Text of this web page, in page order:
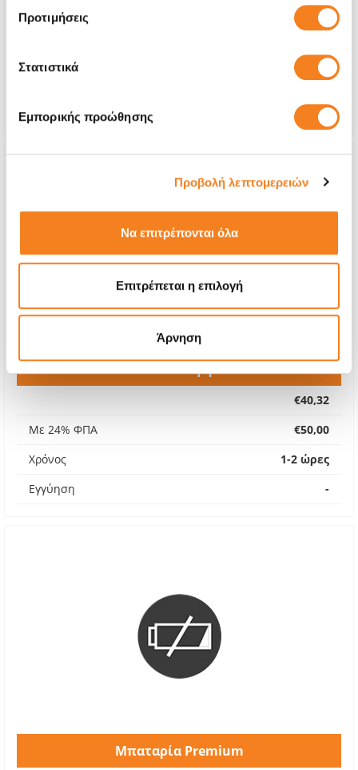
Προτιμήσεις
Στατιστικά
Εμπορικής προώθησης
Προβολή λεπτομερειών
Να επιτρέπονται όλα
Επιτρέπεται η επιλογή
Άρνηση
€28,22
Χρόνος
20 λεπτά
Εφ' όρου ζωής
Πίσω Όψη
€40,32
Με 24% ΦΠΑ
€50,00
Χρόνος
1-2 ώρες
Εγγύηση
-
Μπαταρία Premium